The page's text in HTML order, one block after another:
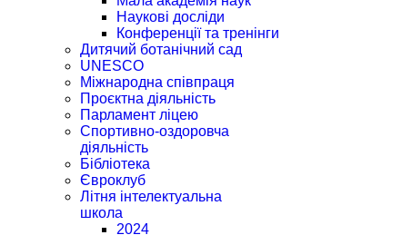
Наукові досліди
Конференції та тренінги
Дитячий ботанічний сад
UNESCO
Міжнародна співпраця
Проєктна діяльність
Парламент ліцею
Спортивно-оздоровча
діяльність
Бібліотека
Євроклуб
Літня інтелектуальна
школа
2024